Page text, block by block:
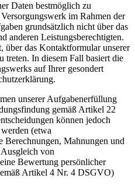
Daten bestmöglich zu
im Rahmen der
grundsätzlich nicht über das
anderen Leistungsberechtigten.
über das Kontaktformular unserer
treten. In diesem Fall basiert die
auf Ihrer gesondert
unserer Aufgabenerfüllung
gemäß Artikel 22
können jedoch
(etwa
Berechnungen, Mahnungen und
von
Bewertung persönlicher
Artikel 4 Nr. 4 DSGVO)